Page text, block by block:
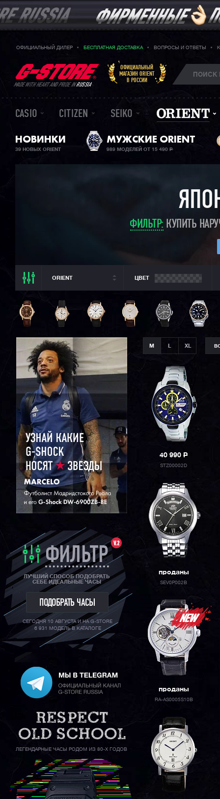
ОФИЦИАЛЬНЫЙ ДИЛЕР БЕСПЛАТНАЯ ДОСТАВКА ВОПРОСЫ И ОТВЕТЫ
MADE WITH HEART AND PRIDE INRUSSIA
ОФИЦИАЛЬНЫЙ
МАГАЗИН ORIENT
В РОССИИ
CASIO CITIZEN SEIKO
НОВИНКИ
39 НОВЫХ ORIENT
МУЖСКИЕ ORIENT
989 МОДЕЛЕЙ ОТ 15 490Р
ФИЛЬТР: КУПИТЬ
ORIENT
ORIENT
ВСЕ CASIO
CASIO G-SHOCK
CASIO BABY-G
CASIO PRO TREK
CASIO EDIFICE
CITIZEN
SEIKO
ЦВЕТ
V.2
ФИЛЬТР
ЛУЧШИЙ СПОСОБ ПОДОБРАТЬ
СЕБЕ ИДЕАЛЬНЫЕ ЧАСЫ
ПОДОБРАТЬ ЧАСЫ
СЕГОДНЯ 10 АВГУСТА И НА G-STORE
6 931 МОДЕЛЬ В КАТАЛОГЕ
ЛЕГЕНДАРНЫЕ ЧАСЫ РОДОМ ИЗ 80-Х ГОДОВ
M XL
40 990P
STZ00002D
проданы
SEV0P002B
проданы
RA-AS0005S10B